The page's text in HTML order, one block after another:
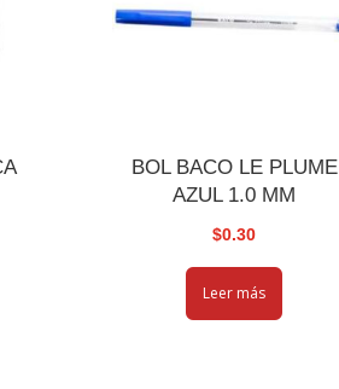
BOL BACO LE PLUME
AZUL 1.0 MM
$0.30
Leer más